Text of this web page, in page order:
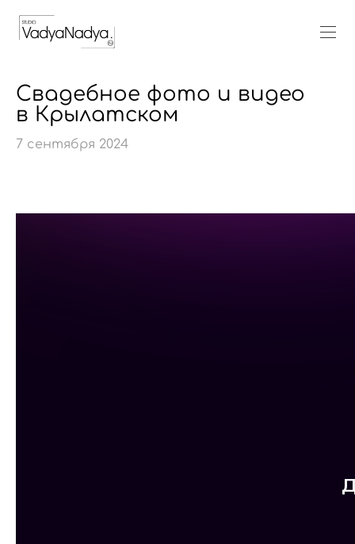
Свадебное фото и видео
в Крылатском
7 сентября 2024